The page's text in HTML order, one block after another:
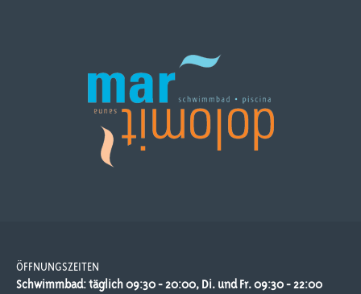
ÖFFNUNGSZEITEN
Schwimmbad: täglich 09:30 - 20:00, Di. und Fr. 09:30 - 22:00